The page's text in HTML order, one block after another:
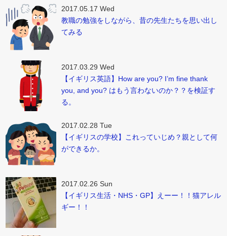
2017.05.17 Wed
教職の勉強をしながら、昔の先生たちを思い出し
てみる
2017.03.29 Wed
【イギリス英語】How are you? I’m fine thank
you, and you? はもう言わないのか？？を検証す
る。
2017.02.28 Tue
【イギリスの学校】これっていじめ？親として何
ができるか。
2017.02.26 Sun
【イギリス生活・NHS・GP】えーー！！猫アレル
ギー！！